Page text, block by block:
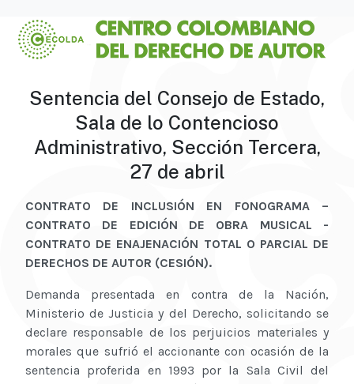
Sentencia del Consejo de Estado,
Sala de lo Contencioso
Administrativo, Sección Tercera,
27 de abril
CONTRATO DE INCLUSIÓN EN FONOGRAMA –
CONTRATO DE EDICIÓN DE OBRA MUSICAL -
CONTRATO DE ENAJENACIÓN TOTAL O PARCIAL DE
DERECHOS DE AUTOR (CESIÓN).
Demanda presentada en contra de la Nación,
Ministerio de Justicia y del Derecho, solicitando se
declare responsable de los perjuicios materiales y
morales que sufrió el accionante con ocasión de la
sentencia proferida en 1993 por la Sala Civil del